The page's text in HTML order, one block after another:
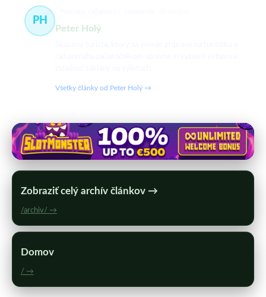
PH
Peter Holý
Všetky články od Peter Holý →
Zobraziť celý archív článkov →
/archiv/ →
Domov
/ →